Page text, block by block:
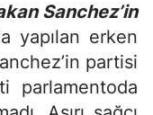
Sanchez’in
yapılan erken
partisi
parlamentoda